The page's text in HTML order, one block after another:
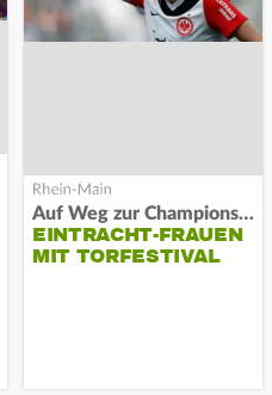
Auf Weg zur Champions League
EINTRACHT-FRAUEN
MIT TORFESTIVAL